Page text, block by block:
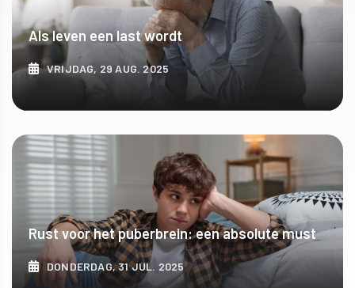
Als leven een last wordt
VRIJDAG, 29 AUG. 2025
ONTDEK MEER
Rust voor het puberbrein: een absolute must
DONDERDAG, 31 JUL. 2025